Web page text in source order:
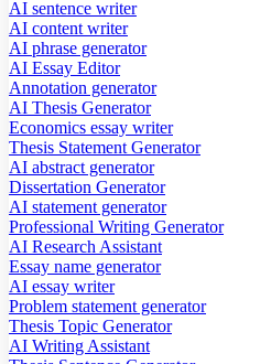
AI sentence writer
AI content writer
AI phrase generator
AI Essay Editor
Annotation generator
AI Thesis Generator
Economics essay writer
Thesis Statement Generator
AI abstract generator
Dissertation Generator
AI statement generator
Professional Writing Generator
AI Research Assistant
Essay name generator
AI essay writer
Problem statement generator
Thesis Topic Generator
AI Writing Assistant